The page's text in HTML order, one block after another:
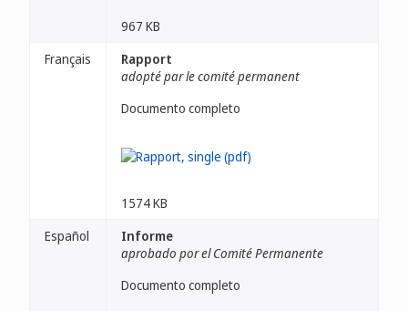
967 KB
Français
Rapport
adopté par le comité permanent
Documento completo
1574 KB
Español
Informe
aprobado por el Comité Permanente
Documento completo